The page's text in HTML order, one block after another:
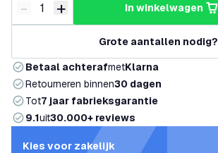
Verminder hoeveelheid
- Verhoog hoeveelheid
+ in winkelwagen
Grote aantallen nodig?
Betaal achterafmetKlarna
Retourneren binnen30 dagen
Tot7 jaar fabrieksgarantie
9.1uit30.000+ reviews
Kies voor zakelijk